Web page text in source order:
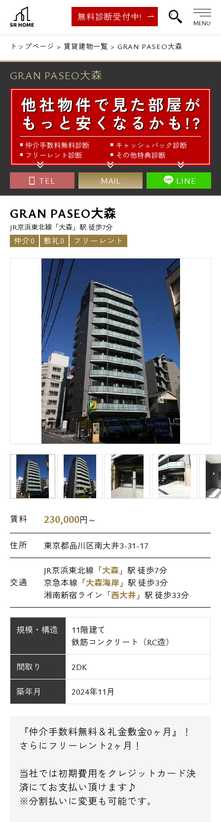
無料診断受付中!
MENU
トップページ 賃貸建物一覧 GRAN PASEO大森
GRAN PASEO大森
TEL MAIL LINE
GRAN PASEO大森
JR京浜東北線「大森」駅 徒歩7分
仲介0 敷礼0 フリーレント
賃料 230,000円～
住所 東京都品川区南大井3-31-17
交通
JR京浜東北線「大森 」駅 徒歩7分
京急本線「大森海岸 」駅 徒歩3分
湘南新宿ライン「西大井 」駅 徒歩33分
規模・構造
11階建て
鉄筋コンクリート（RC造）
間取り 2DK
築年月 2024年11月
『仲介手数料無料＆礼金敷金0ヶ月』！
さらにフリーレント2ヶ月！
当社では初期費用をクレジットカード決
済にてお支払い頂けます♪
※分割払いに変更も可能です。